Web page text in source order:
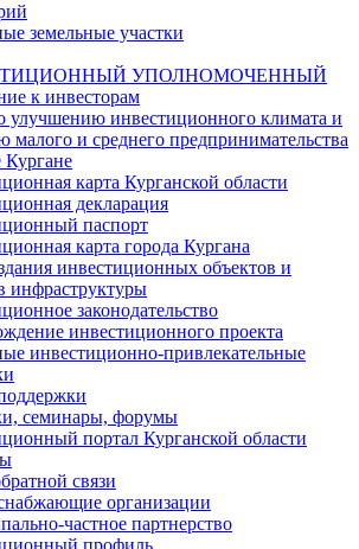
земельные участки
УПОЛНОМОЧЕННЫЙ
к инвесторам
улучшению инвестиционного климата и
малого и среднего предпринимательства
Кургане
карта Курганской области
декларация
паспорт
карта города Кургана
инвестиционных объектов и
инфраструктуры
законодательство
инвестиционного проекта
инвестиционно-привлекательные
семинары, форумы
портал Курганской области
связи
организации
частное партнерство
профиль